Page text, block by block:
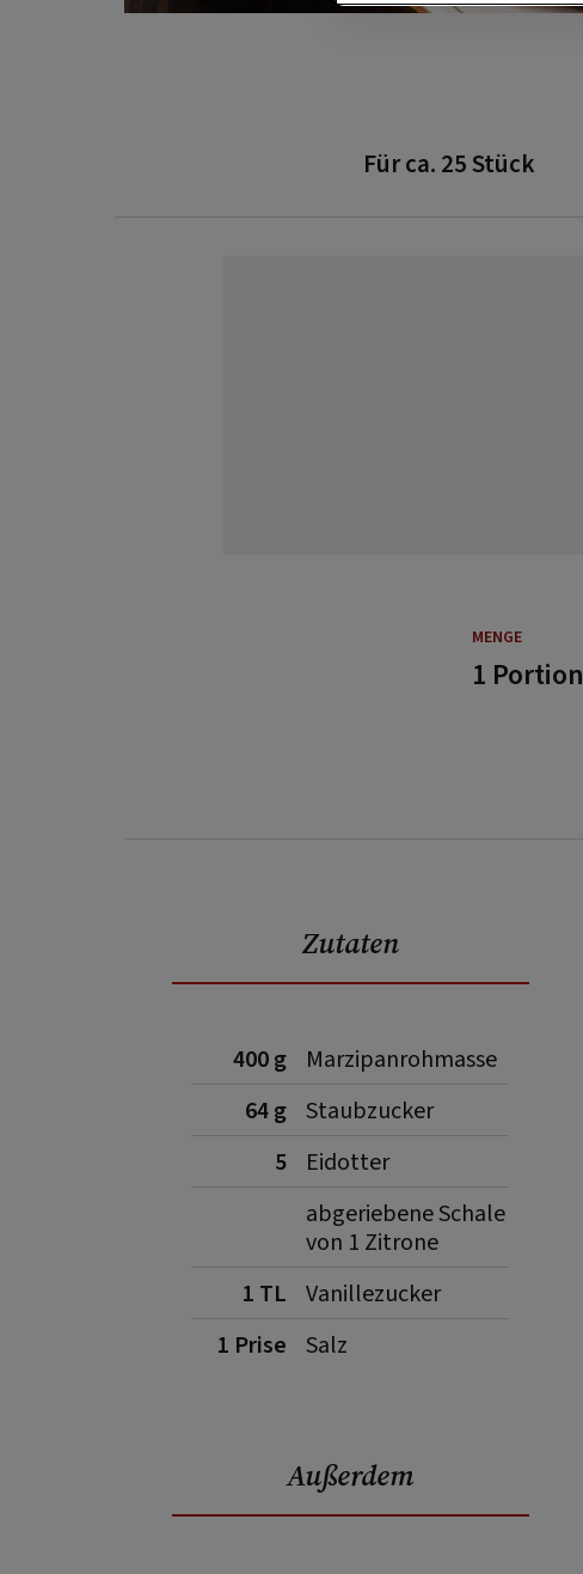
Für ca. 25 Stück
MENGE
1 Portion
Zutaten
400 g
Marzipanrohmasse
64 g Staubzucker
5
Eidotter
abgeriebene Schale
von 1 Zitrone
1 TL
Vanillezucker
1 Prise
Salz
Außerdem